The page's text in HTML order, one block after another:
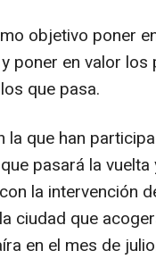
objetivo poner
poner en valor
que pasa.
la que han
pasará la
la intervención
ciudad que
en el mes de